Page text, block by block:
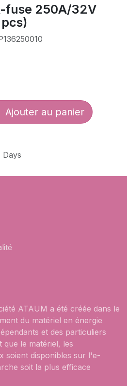
fuse 250A/32V
Ajouter au panier
Days
ATAUM a été créée dans le
du matériel en énergie
et des particuliers
que le matériel, les
soient disponibles sur l'e-
soit la plus efficace